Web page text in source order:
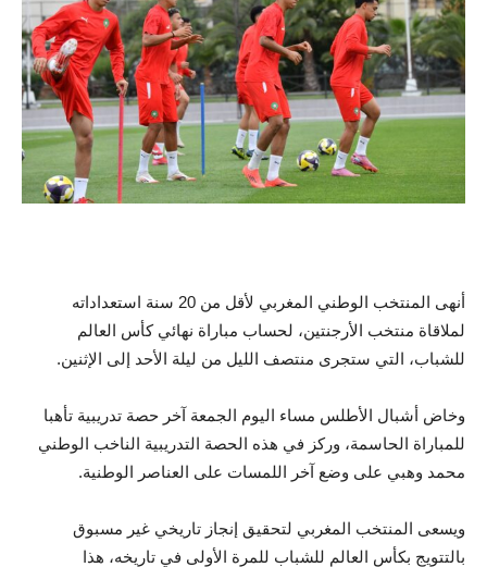
أنهى المنتخب الوطني المغربي لأقل من 20 سنة استعداداته
لملاقاة منتخب الأرجنتين، لحساب مباراة نهائي كأس العالم
للشباب، التي ستجرى منتصف الليل من ليلة الأحد إلى الإثنين.
وخاض أشبال الأطلس مساء اليوم الجمعة آخر حصة تدريبية تأهبا
للمباراة الحاسمة، وركز في هذه الحصة التدريبية الناخب الوطني
محمد وهبي على وضع آخر اللمسات على العناصر الوطنية.
ويسعى المنتخب المغربي لتحقيق إنجاز تاريخي غير مسبوق
بالتتويج بكأس العالم للشباب للمرة الأولى في تاريخه، هذا